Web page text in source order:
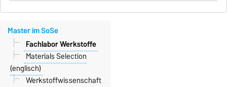
Master im SoSe
Fachlabor Werkstoffe
Materials Selection
(englisch)
Werkstoffwissenschaft